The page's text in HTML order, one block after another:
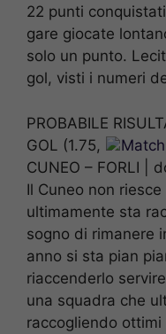
22 punti
gare giocate
solo un punto.
gol, visti i numeri
PROBABILE
GOL (1.75,
CUNEO – FORLI |
Il Cuneo non
ultimamente sta
sogno di rimanere
anno si sta pian
riaccenderlo
una squadra che
raccogliendo